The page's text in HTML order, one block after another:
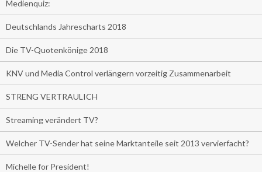
Medienquiz:
Deutschlands Jahrescharts 2018
Die TV-Quotenkönige 2018
KNV und Media Control verlängern vorzeitig Zusammenarbeit
STRENG VERTRAULICH
Streaming verändert TV?
Welcher TV-Sender hat seine Marktanteile seit 2013 vervierfacht?
Michelle for President!